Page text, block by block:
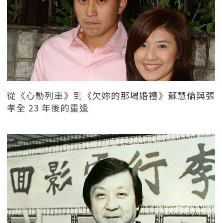
從《心動列車》到《欠妳的那場婚禮》蘇慧倫與張
孝全 23 年後的重逢